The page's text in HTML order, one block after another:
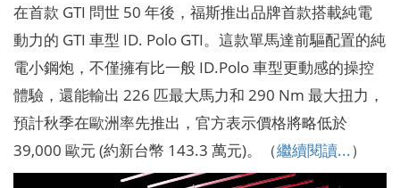
在首款 GTI 問世 50 年後，福斯推出品牌首款搭載純電
動力的 GTI 車型 ID. Polo GTI。這款單馬達前驅配置的純
電小鋼炮，不僅擁有比一般 ID.Polo 車型更動感的操控
體驗，還能輸出 226 匹最大馬力和 290 Nm 最大扭力，
預計秋季在歐洲率先推出，官方表示價格將略低於
39,000 歐元 (約新台幣 143.3 萬元)。（繼續閱讀...）